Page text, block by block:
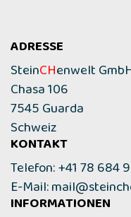
ADRESSE
SteinCHenwelt
Chasa 106
7545 Guarda
Schweiz
KONTAKT
Telefon: +41 78 684
E-Mail:
INFORMATIONEN